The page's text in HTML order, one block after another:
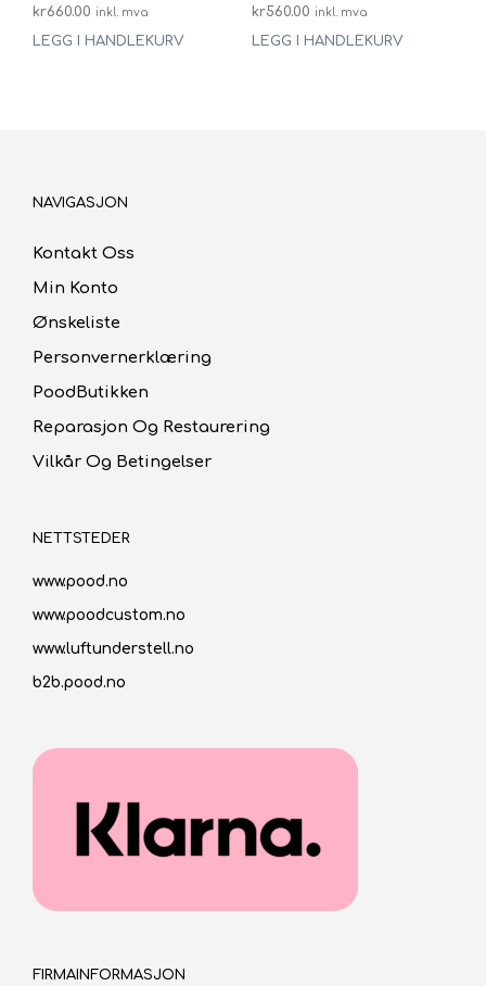
kr660.00 inkl. mva
LEGG I HANDLEKURV
kr560.00 inkl. mva
LEGG I HANDLEKURV
NAVIGASJON
Kontakt Oss
Min Konto
Ønskeliste
Personvernerklæring
PoodButikken
Reparasjon Og Restaurering
Vilkår Og Betingelser
NETTSTEDER
www.pood.no
www.poodcustom.no
www.luftunderstell.no
b2b.pood.no
FIRMAINFORMASJON